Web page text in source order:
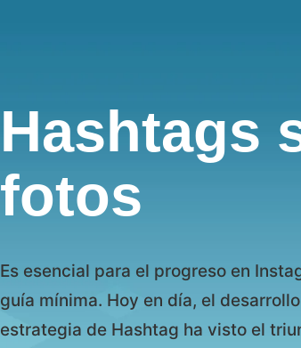
Hashtags
fotos
Es esencial para el progreso en
guía mínima. Hoy en día, el
estrategia de Hashtag ha visto el